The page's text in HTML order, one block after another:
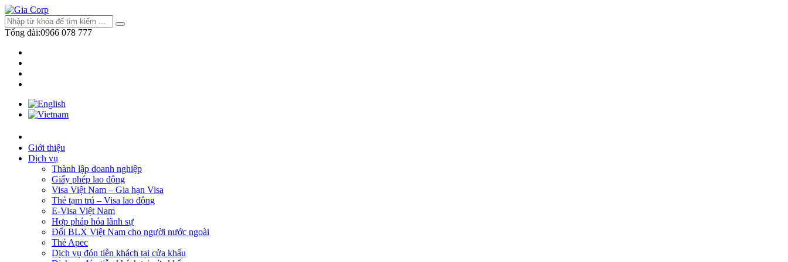
Tổng đài:0966 078 777
Giới thiệu
Dịch vụ
Thành lập doanh nghiệp
Giấy phép lao động
Visa Việt Nam – Gia hạn Visa
Thẻ tạm trú – Visa lao động
E-Visa Việt Nam
Hợp pháp hóa lãnh sự
Đổi BLX Việt Nam cho người nước ngoài
Thẻ Apec
Dịch vụ đón tiễn khách tại cửa khẩu